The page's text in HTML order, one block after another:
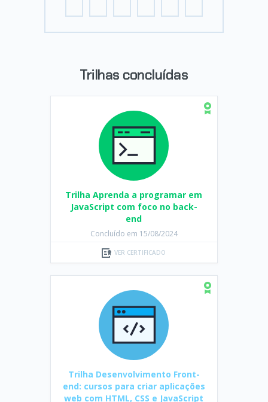
Trilhas concluídas
Trilha Aprenda a programar em
JavaScript com foco no back-
end
Concluído em 15/08/2024
VER CERTIFICADO
Trilha Desenvolvimento Front-
end: cursos para criar aplicações
web com HTML, CSS e JavaScript